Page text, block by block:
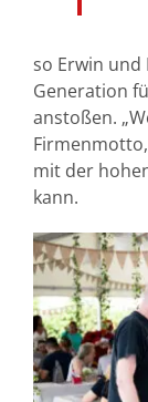
so Erwin und
Generation
anstoßen.
mit der
kann.